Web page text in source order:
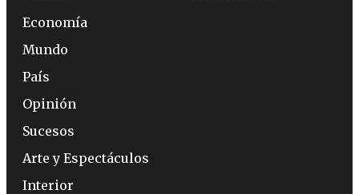
Economía
Mundo
País
Opinión
Sucesos
Arte y Espectáculos
Interior